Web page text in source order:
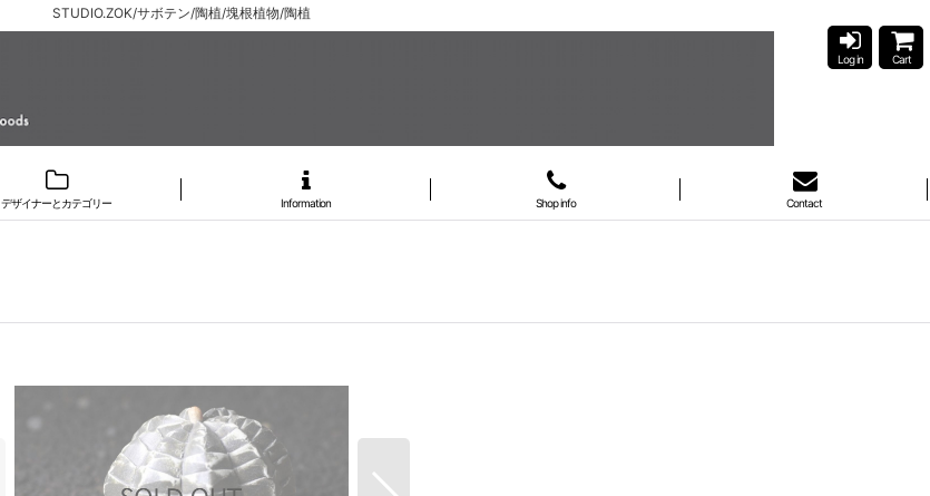
STUDIO.ZOK/サボテン/陶植/塊根植物/陶植
Log in Cart
デザイナーとカテゴリー Information Shop info Contact